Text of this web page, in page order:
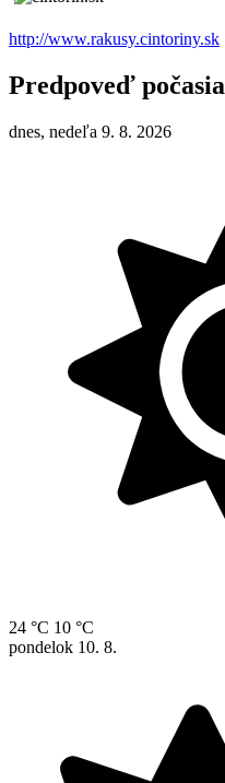
http://www.rakusy.cintoriny.sk
Predpoveď počasia
dnes, nedeľa 9. 8. 2026
24 °C 10 °C
pondelok 10. 8.